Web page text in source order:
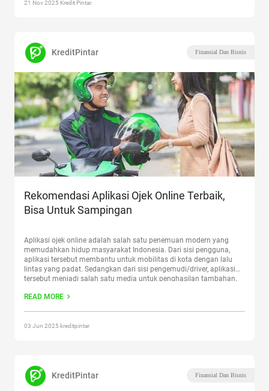
21 Nov 2025 Kredit Pintar.
KreditPintar Finansial Dan Bisnis
Rekomendasi Aplikasi Ojek Online Terbaik,
Bisa Untuk Sampingan
Aplikasi ojek online adalah salah satu penemuan modern yang
memudahkan hidup masyarakat Indonesia. Dari sisi pengguna,
aplikasi tersebut membantu untuk mobilitas di kota dengan lalu
lintas yang padat. Sedangkan dari sisi pengemudi/driver, aplikasi
tersebut menjadi salah satu media untuk penghasilan tambahan,
jelas dan servis yang diberikan lebih
READ MORE
03 Jun 2025 kreditpintar
KreditPintar Finansial Dan Bisnis